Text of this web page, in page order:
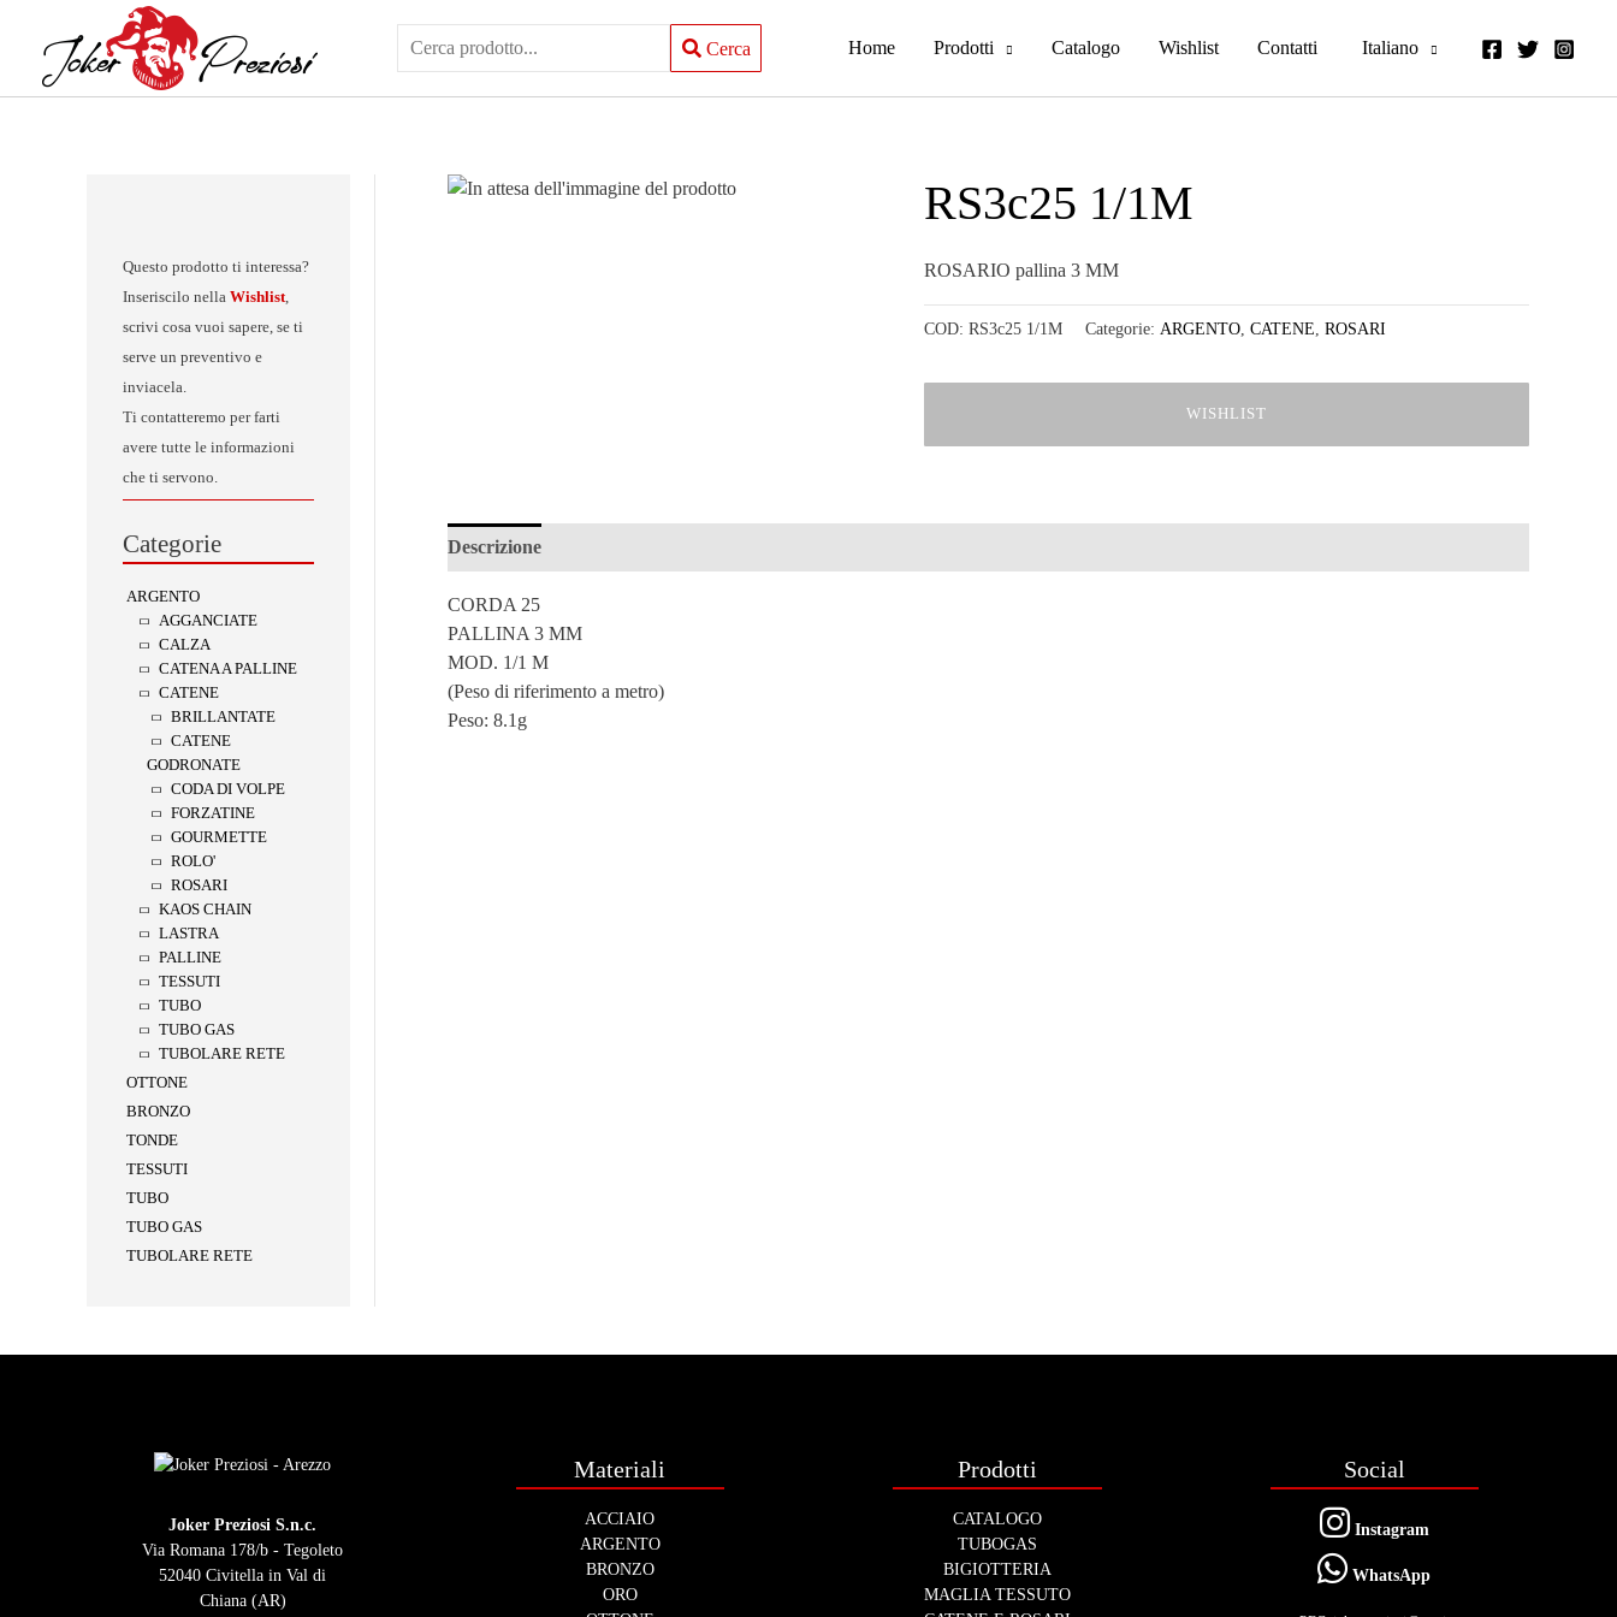
contenuto
Cerca Home Prodotti Catalogo Wishlist Contatti Italiano
Questo prodotto ti interessa?
Inseriscilo nella Wishlist,
scrivi cosa vuoi sapere, se ti
serve un preventivo e
inviacela.
Ti contatteremo per farti
avere tutte le informazioni
che ti servono.
Categorie
ARGENTO
AGGANCIATE
CALZA
CATENA A PALLINE
CATENE
BRILLANTATE
CATENE
GODRONATE
CODA DI VOLPE
FORZATINE
GOURMETTE
ROLO'
ROSARI
KAOS CHAIN
LASTRA
PALLINE
TESSUTI
TUBO
TUBO GAS
TUBOLARE RETE
OTTONE
BRONZO
TONDE
TESSUTI
TUBO
TUBO GAS
TUBOLARE RETE
RS3c25 1/1M
ROSARIO pallina 3 MM
COD: RS3c25 1/1M Categorie: ARGENTO, CATENE ROSARI
WISHLIST
Descrizione
CORDA 25
PALLINA 3 MM
MOD. 1/1 M
(Peso di riferimento a metro)
Peso: 8.1g
Joker Preziosi S.n.c.
Via Romana 178/b - Tegoleto
52040 Civitella in Val di
Chiana (AR)
Materiali
ACCIAIO
ARGENTO
BRONZO
ORO
Prodotti
CATALOGO
TUBOGAS
BIGIOTTERIA
MAGLIA TESSUTO
Social
Instagram
WhatsApp